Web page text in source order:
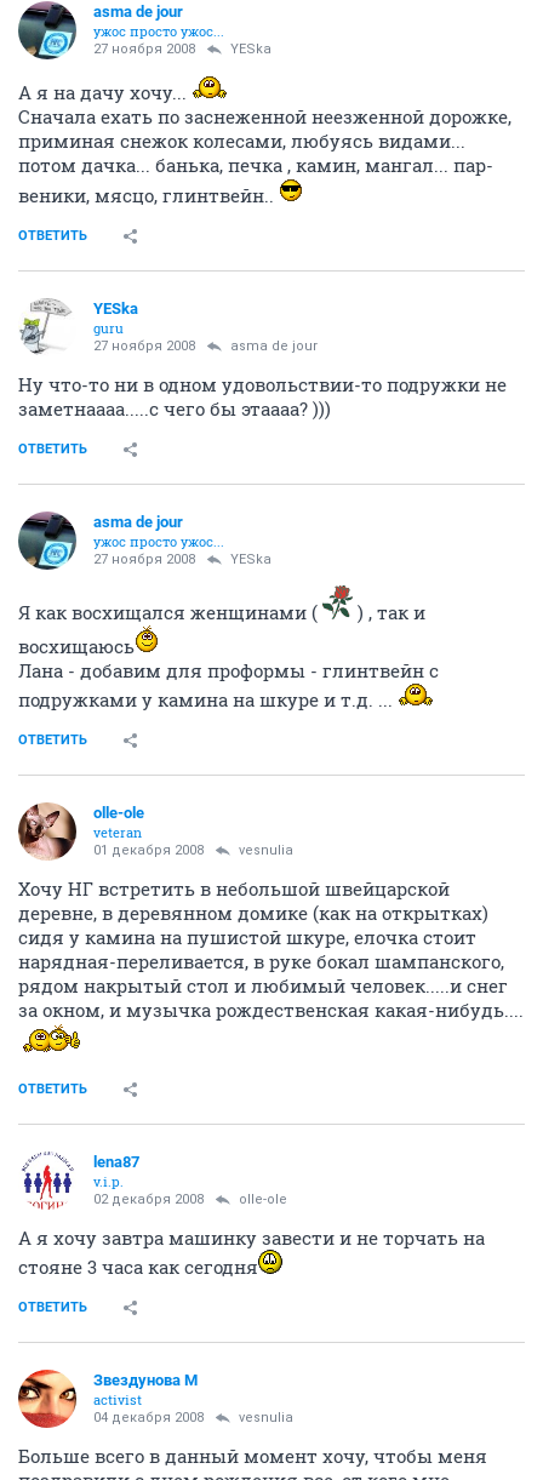
asma de jour
ужос просто ужос...
27 ноября 2008 YESka
А я на дачу хочу...
Сначала ехать по заснеженной неезженной дорожке,
приминая снежок колесами, любуясь видами...
потом дачка... банька, печка , камин, мангал... пар-
веники, мясцо, глинтвейн..
ОТВЕТИТЬ
YESka
guru
27 ноября 2008 asma de jour
Ну что-то ни в одном удовольствии-то подружки не
заметнаааа.....с чего бы этаааа? )))
ОТВЕТИТЬ
asma de jour
ужос просто ужос...
27 ноября 2008 YESka
Я как восхищался женщинами (
) , так и
восхищаюсь
Лана - добавим для проформы - глинтвейн с
подружками у камина на шкуре и т.д. ...
ОТВЕТИТЬ
olle-ole
veteran
01 декабря 2008 vesnulia
Хочу НГ встретить в небольшой швейцарской
деревне, в деревянном домике (как на открытках)
сидя у камина на пушистой шкуре, елочка стоит
нарядная-переливается, в руке бокал шампанского,
рядом накрытый стол и любимый человек.....и снег
за окном, и музычка рождественская какая-нибудь....
ОТВЕТИТЬ
lena87
v.i.p.
02 декабря 2008 olle-ole
А я хочу завтра машинку завести и не торчать на
стояне 3 часа как сегодня
ОТВЕТИТЬ
Звездунова М
activist
04 декабря 2008 vesnulia
Больше всего в данный момент хочу, чтобы меня